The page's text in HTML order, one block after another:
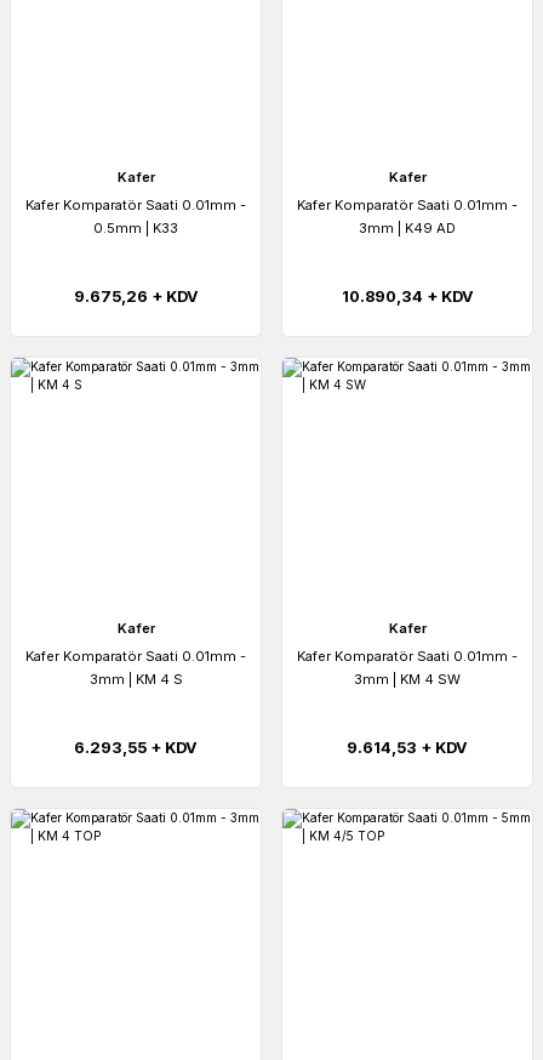
Kafer
Kafer Komparatör Saati 0.01mm -
0.5mm | K33
9.675,26 + KDV
Kafer
Kafer Komparatör Saati 0.01mm -
3mm | K49 AD
10.890,34 + KDV
Kafer
Kafer Komparatör Saati 0.01mm -
3mm | KM 4 S
6.293,55 + KDV
Kafer
Kafer Komparatör Saati 0.01mm -
3mm | KM 4 SW
9.614,53 + KDV